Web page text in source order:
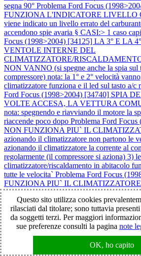
segna 90° Problema Ford Focus
FUNZIONA L'INDICATORE LIVELLO
viene indicato un livello errato del
accendono spie avaria § CASI:> 1 caso
Focus (1998>2004) [34125] LA 3° E LA
VENTOLE INTERNE DEL
CLIMATIZZATORE/
NON VANNO (si spegne anche la spia sul
compressore) nota: la 1° e 2° velocità
climatizzatore funziona e il led sul tasto a/c
Ford Focus (1998>2004) [34740] SPIA
VOLTE ACCESA, LA VETTURA
nota: spegnendo e riavviando il motore la
riaccende poco dopo Problema Ford
NON FUNZIONA PIU` IL
azionando il climatizzatore non partono le
azionando il climatizzatore la corrente al
regolarmente (il compressore si aziona) 3)
climatizzatore/riscaldamento in abitacolo
tutte le velocita` Problema Ford Focus
FUNZIONA PIU` IL CLIMATIZZATORE
azionando il climatizzatore non partono le
azionando il climatizzatore la corrente al
regolarmente (il compressore si aziona) 3)
climatizzatore/riscaldamento in abitacolo
tutte le velocita`Problema Ford Focus
PRESENTANO I SEGUENTI
MOTORE SI SPEGNE IN CORSA: > a
subito > a volte il motore fatica a partire 2)
Questo sito utilizza cookies
rilasciati dal titolare; sono tuttavia
da soggetti terzi. Per maggiori
sue preferenze consulti la pagina note
OK, ho capito